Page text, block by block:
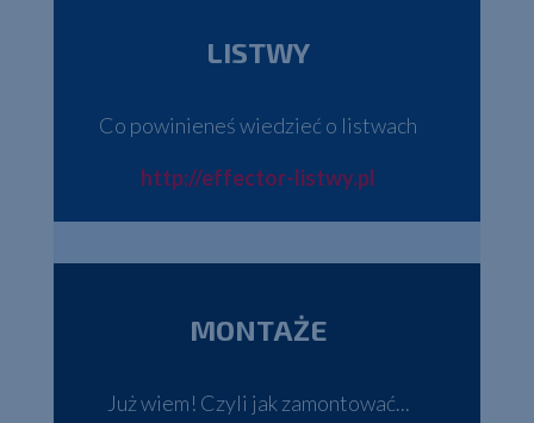
LISTWY
Co powinieneś wiedzieć o listwach
http://effector-listwy.pl
MONTAŻE
Już wiem! Czyli jak zamontować...